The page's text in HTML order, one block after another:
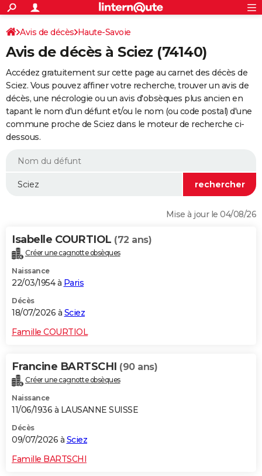
ACTUALITÉS
Politique
Société
Faits Divers
Education
Monde
Villes
+
SPORT
Coupe du monde 2026
Football
Tennis
Cyclisme
Rugby
Forum
Programme TV
TNT
Streaming
Cinéma
Sorties cinéma
Musique
+
FINANCE
Retraite
Epargne
Immobilier
Risques naturels par ville
Assurance
AUTO
Essais
Réserver un essai
Citadines
Berlines
SUV
Forum auto
+
HIGH-TECH
BRICOLAGE
WEEK-END
Alimentation
Guide de la santé
Maladies
Médicaments
Sommeil
VOYAGE
Destinations
City break
Voyage nature
Voyage de noces
Forum
Climat
+PHOTO
GUIDES D'ACHAT
Carte de Noël
Carte Bonne année
Carte Saint-Valentin
Carte Pâques
Carte d'anniversaire
DICTIONNAIRE
Dictionnaire
Biographies
Citations
Expressions
Proverbes
PROGRAMME TV
S'inscrire
Se connecter
Lycées
Collèges
Primaires
Universités
Entreprises
Service militaire
Avis de recherche
AVIS DE DÉCÈS
FORUM
S'inscrire
Connexion
Avis de décès Haute-Savoie
Avis de décès à Sciez (74140)
Accédez gratuitement sur cette page au carnet des décès de
Sciez. Vous pouvez affiner votre recherche, trouver un avis de
décès, une nécrologie ou un avis d'obsèques plus ancien en
tapant le nom d'un défunt et/ou le nom (ou code postal) d'une
commune proche de Sciez dans le moteur de recherche ci-
dessous.
Mise à jour le 04/08/26
Isabelle COURTIOL (72 ans)
Créer une cagnotte obsèques
Naissance
22/03/1954 à Paris
Décès
18/07/2026 à Sciez
Famille COURTIOL
Francine BARTSCHI (90 ans)
Créer une cagnotte obsèques
Naissance
11/06/1936 à LAUSANNE SUISSE
Décès
09/07/2026 à Sciez
Famille BARTSCHI